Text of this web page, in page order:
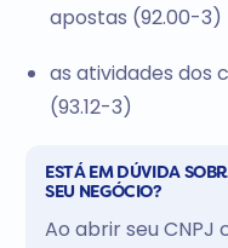
apostas (92.00-3)
as atividades dos
(93.12-3)
ESTÁ EM DÚVIDA
SEU NEGÓCIO?
Ao abrir seu